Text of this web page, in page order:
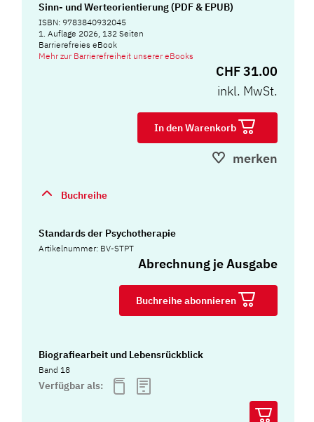
Sinn- und Werteorientierung (PDF & EPUB)
ISBN: 9783840932045
1. Auflage 2026, 132 Seiten
Barrierefreies eBook
Mehr zur Barrierefreiheit unserer eBooks
CHF 31.00
inkl. MwSt.
In den Warenkorb
merken
Buchreihe
Standards der Psychotherapie
Artikelnummer: BV-STPT
Abrechnung je Ausgabe
Buchreihe abonnieren
Biografiearbeit und Lebensrückblick
Band 18
Verfügbar als: